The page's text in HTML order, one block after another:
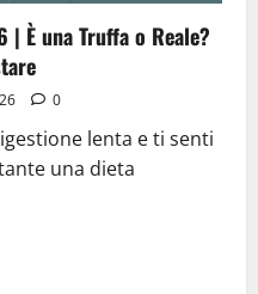
È una Truffa o Reale?
0
lenta e ti senti
una dieta